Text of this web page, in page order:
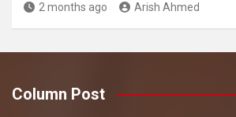
2 months ago Arish Ahmed
Column Post